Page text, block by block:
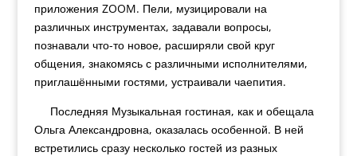
приложения ZOOM. Пели, музицировали на
различных инструментах, задавали вопросы,
познавали что-то новое, расширяли свой круг
общения, знакомясь с различными исполнителями,
приглашёнными гостями, устраивали чаепития.
Последняя Музыкальная гостиная, как и обещала
Ольга Александровна, оказалась особенной. В ней
встретились сразу несколько гостей из разных